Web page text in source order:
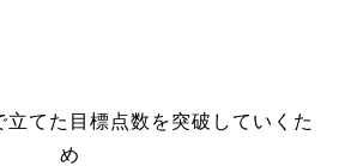
立てた目標点数を突破していくた
め